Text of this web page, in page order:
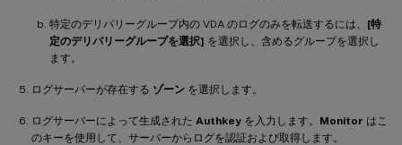
特定のデリバリーグループ内の VDA のログのみを転送するには、 [特
定のデリバリーグループを選択] を選択し、含めるグループを選択し
ます。
ログサーバーが存在する ゾーン を選択します。
ログサーバーによって生成された Authkey を入力します。 Monitor はこ
のキーを使用して、サーバーからログを認証および取得します。